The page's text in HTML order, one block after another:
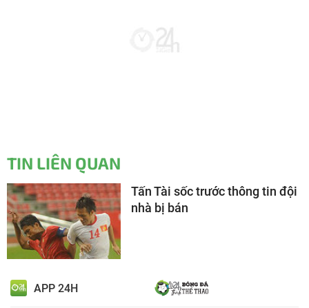
TIN LIÊN QUAN
Tấn Tài sốc trước thông tin đội
nhà bị bán
APP 24H